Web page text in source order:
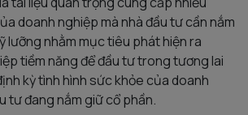
doanh nghiệp mà nhà đầu tư cần nắm
lưỡng nhằm mục tiêu phát hiện ra
tiềm năng để đầu tư trong tương lai
kỳ tình hình sức khỏe của doanh
tư đang nắm giữ cổ phần.